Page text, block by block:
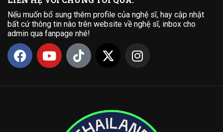
Nếu muốn bổ sung thêm profile của nghệ sĩ, hay cập nhật
bất cứ thông tin nào trên website về nghệ sĩ, inbox cho
admin qua fanpage nhé!